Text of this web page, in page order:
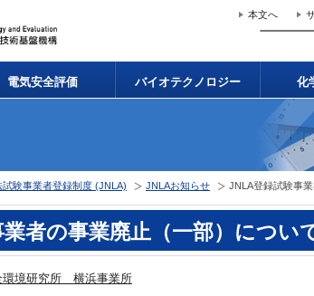
本文へ
電気安全評価 バイオテクノロジー 化
試験事業者登録制度 (JNLA) JNLAお知らせ JNLA登録試験事
者の事業廃止（一部）につい
環境研究所 横浜事業所